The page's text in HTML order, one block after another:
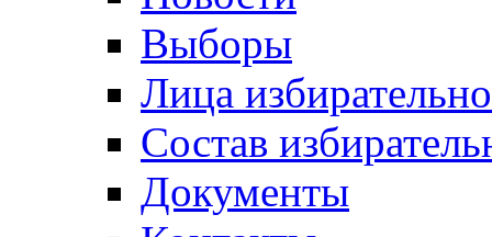
Выборы
Лица
Состав
Документы